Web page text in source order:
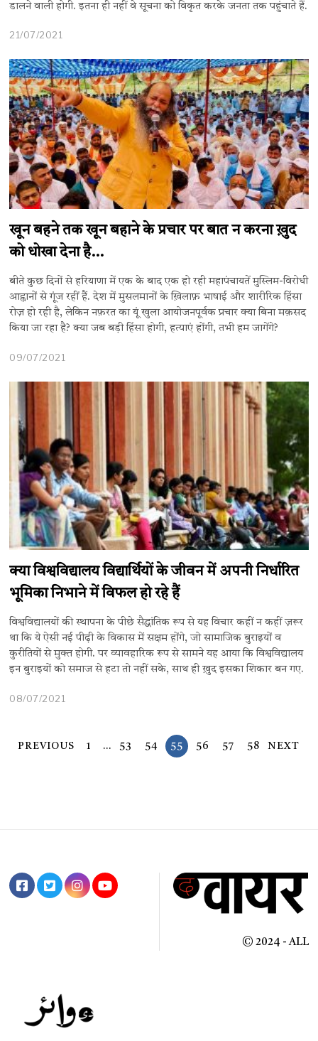
डालने वाली होगी. इतना ही नहीं वे सूचना को विकृत करके जनता तक पहुंचाते हैं.
21/07/2021
खून बहने तक खून बहाने के प्रचार पर बात न करना ख़ुद
को धोखा देना है…
बीते कुछ दिनों से हरियाणा में एक के बाद एक हो रही महापंचायतें मुस्लिम-विरोधी
आह्वानों से गूंज रहीं हैं. देश में मुसलमानों के ख़िलाफ़ भाषाई और शारीरिक हिंसा
रोज़ हो रही है, लेकिन नफ़रत का यूं खुला आयोजनपूर्वक प्रचार क्या बिना मक़सद
किया जा रहा है? क्या जब बड़ी हिंसा होगी, हत्याएं होंगी, तभी हम जागेंगे?
09/07/2021
क्या विश्वविद्यालय विद्यार्थियों के जीवन में अपनी निर्धारित
भूमिका निभाने में विफल हो रहे हैं
विश्वविद्यालयों की स्थापना के पीछे सैद्धांतिक रूप से यह विचार कहीं न कहीं ज़रूर
था कि ये ऐसी नई पीढ़ी के विकास में सक्षम होंगे, जो सामाजिक बुराइयों व
कुरीतियों से मुक्त होगी. पर व्यावहारिक रूप से सामने यह आया कि विश्वविद्यालय
इन बुराइयों को समाज से हटा तो नहीं सके, साथ ही ख़ुद इसका शिकार बन गए.
08/07/2021
PREVIOUS 1 … 53 54 55 56 57 58 NEXT
© 2024 - ALL